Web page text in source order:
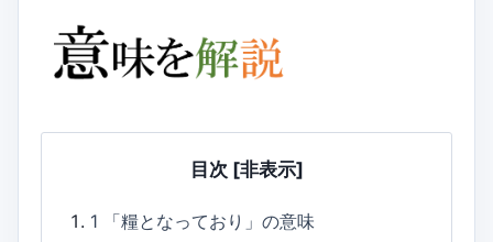
目次 [非表示]
1
「糧となっており」の意味